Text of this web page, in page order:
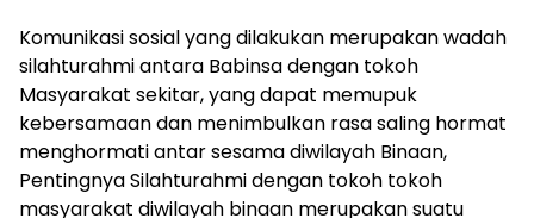
Komunikasi sosial yang dilakukan merupakan wadah
silahturahmi antara Babinsa dengan tokoh
Masyarakat sekitar, yang dapat memupuk
kebersamaan dan menimbulkan rasa saling hormat
menghormati antar sesama diwilayah Binaan,
Pentingnya Silahturahmi dengan tokoh tokoh
masyarakat diwilayah binaan merupakan suatu